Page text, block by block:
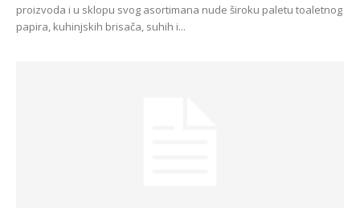
proizvoda i u sklopu svog asortimana nude široku paletu toaletnog
papira, kuhinjskih brisača, suhih i...